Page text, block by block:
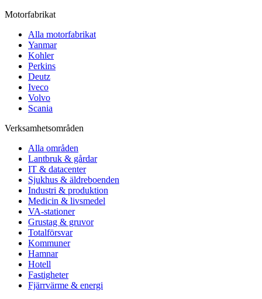
Motorfabrikat
Alla motorfabrikat
Yanmar
Kohler
Perkins
Deutz
Iveco
Volvo
Scania
Verksamhetsområden
Alla områden
Lantbruk & gårdar
IT & datacenter
Sjukhus & äldreboenden
Industri & produktion
Medicin & livsmedel
VA-stationer
Grustag & gruvor
Totalförsvar
Kommuner
Hamnar
Hotell
Fastigheter
Fjärrvärme & energi